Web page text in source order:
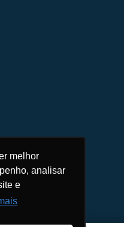
melhor
analisar
e